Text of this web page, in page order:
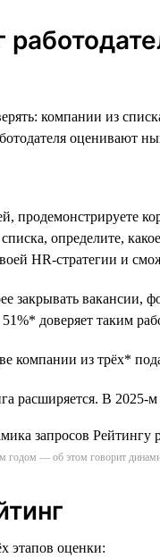
компании из
оценивают
продемонстрируете
определите,
HR-стратегии и
закрывать вакансии,
доверяет таким
компании из трёх*
расширяется. В
годом — об этом говорит
этапов оценки: